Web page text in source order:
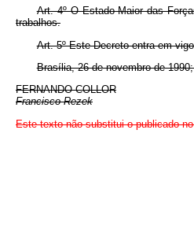
Art. 4º O Estado-Maior das
trabalhos.
Art. 5º Este Decreto entra em
Brasília, 26 de novembro de
FERNANDO COLLOR
Francisco Rezek
Este texto não substitui o publicado